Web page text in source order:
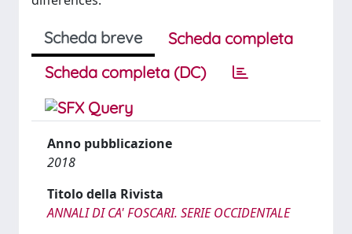
Scheda breve
Scheda completa
Scheda completa (DC)
Anno pubblicazione
2018
Titolo della Rivista
ANNALI DI CA' FOSCARI. SERIE OCCIDENTALE